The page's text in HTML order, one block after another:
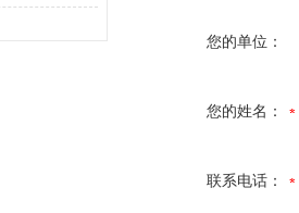
您的单位：
您的姓名：
联系电话：